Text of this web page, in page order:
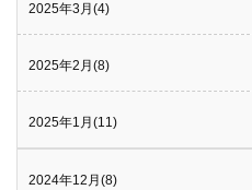
2025年3月(4)
2025年2月(8)
2025年1月(11)
2024年12月(8)